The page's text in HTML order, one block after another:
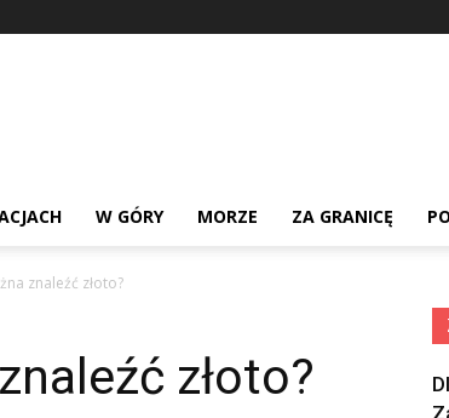
W GÓRY MORZE ZA GRANICĘ
znaleźć złoto?
złoto?